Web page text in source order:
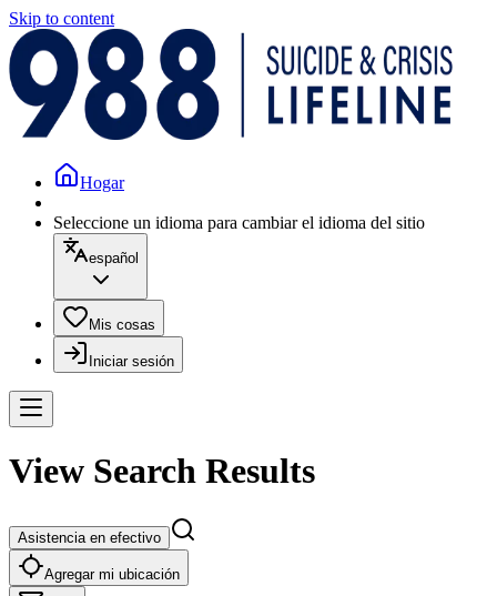
Skip to content
Hogar
Seleccione un idioma para cambiar el idioma del sitio
español
Mis cosas
Iniciar sesión
View Search Results
Asistencia en efectivo
Agregar mi ubicación